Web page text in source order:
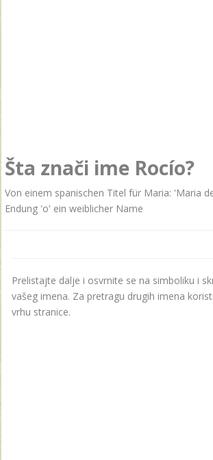
Šta znači ime Rocío?
Von einem spanischen Titel für Maria: 'Maria
Endung 'o' ein weiblicher Name
Prelistajte dalje i osvrnite se na simboliku i
vašeg imena. Za pretragu drugih imena
vrhu stranice.